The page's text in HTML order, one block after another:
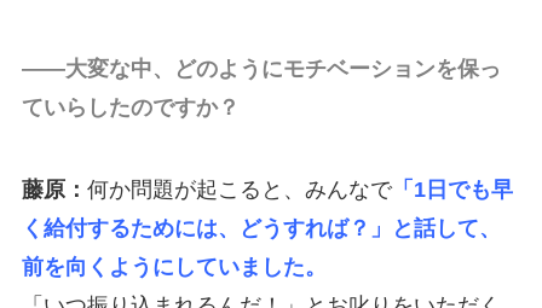
――大変な中、どのようにモチベーションを保っ
ていらしたのですか？
藤原： 何か問題が起こると、みんなで「1日でも早
く給付するためには、どうすれば？」と話して、
前を向くようにしていました。